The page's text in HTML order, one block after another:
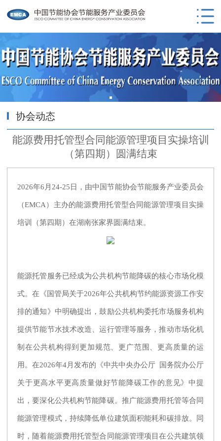
协会动态
能源费用托管型合同能源管理项目实操培训
（第四期）圆满结束
2026年6月24-25日，由中国节能协会节能服务产业委员会
（EMCA）主办的能源费用托管型合同能源管理项目实操
培训（第四期）在湖南张家界圆满结束。
能源托管服务已经成为公共机构节能降碳的核心市场化模
式。在《国管局关于2026年公共机构节约能源资源工作安
排的通知》中明确提出，鼓励公共机构委托市场服务机构
提供节能节水技术改造、运行管理等服务，推动市场化机
制在公共机构得到更加规范、更广范围、更高质量的运
用。在2026年4月发布的《中共中央办公厅 国务院办公厅
关于更高水平更高质量做好节能降碳工作的意见》中提
出，要深化公共机构节能降碳。推广能源费用托管等合同
能源管理模式，持续降低单位建筑面积能耗和碳排放。同
时，随着能源费用托管型合同能源管理项目在公共建筑领